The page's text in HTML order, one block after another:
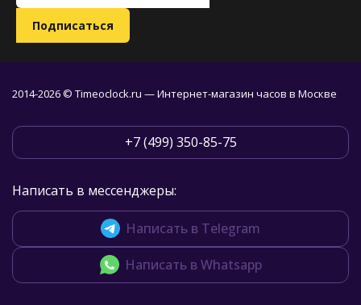
2014-2026 © Timeoclock.ru — Интернет-магазин часов в Москве
+7 (499) 350-85-75
Написать в мессенджеры:
Написать в Telegram
Написать в Whatsapp